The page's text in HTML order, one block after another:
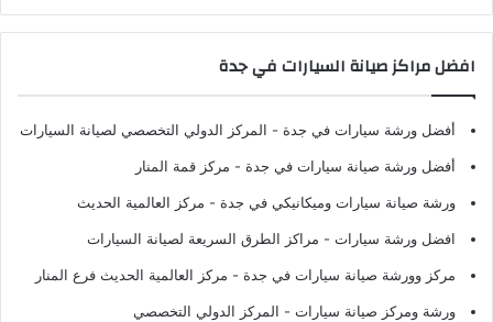
افضل مراكز صيانة السيارات في جدة
أفضل ورشة سيارات في جدة - المركز الدولي التخصصي لصيانة السيارات
أفضل ورشة صيانة سيارات في جدة - مركز قمة المنار
ورشة صيانة سيارات وميكانيكي في جدة - مركز العالمية الحديث
افضل ورشة سيارات - مراكز الطرق السريعة لصيانة السيارات
مركز وورشة صيانة سيارات في جدة - مركز العالمية الحديث فرع المنار
ورشة ومركز صيانة سيارات - المركز الدولي التخصصي